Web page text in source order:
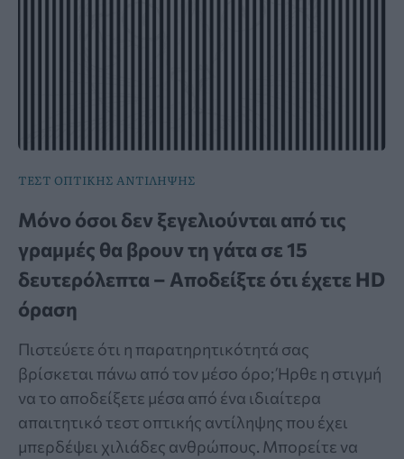
ΤΕΣΤ ΟΠΤΙΚΗΣ ΑΝΤΙΛΗΨΗΣ
Μόνο όσοι δεν ξεγελιούνται από τις
γραμμές θα βρουν τη γάτα σε 15
δευτερόλεπτα – Αποδείξτε ότι έχετε HD
όραση
Πιστεύετε ότι η παρατηρητικότητά σας
βρίσκεται πάνω από τον μέσο όρο; Ήρθε η στιγμή
να το αποδείξετε μέσα από ένα ιδιαίτερα
απαιτητικό τεστ οπτικής αντίληψης που έχει
μπερδέψει χιλιάδες ανθρώπους. Μπορείτε να